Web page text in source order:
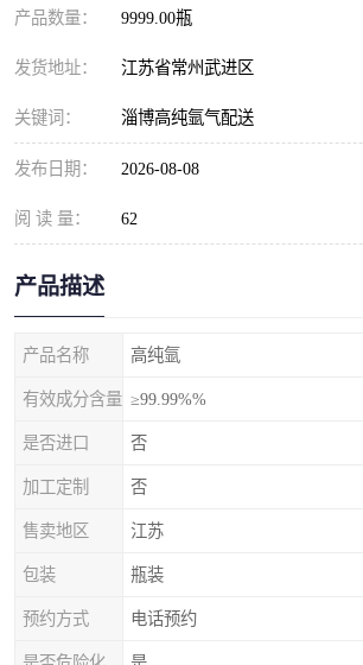
产品数量： 9999.00瓶
发货地址： 江苏省常州武进区
关键词： 淄博高纯氩气配送
发布日期： 2026-08-08
阅 读 量： 62
产品描述
产品名称 高纯氩
有效成分含量 ≥99.99%%
是否进口 否
加工定制 否
售卖地区 江苏
包装 瓶装
预约方式 电话预约